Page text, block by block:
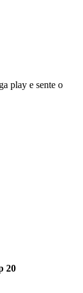
play e sente o
20